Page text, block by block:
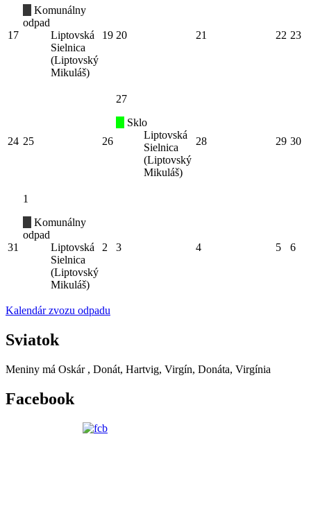
17
Komunálny
odpad
Liptovská
Sielnica
(Liptovský
Mikuláš)
19 20 21 22 23
24 25 26
27
Sklo
Liptovská
Sielnica
(Liptovský
Mikuláš)
28 29 30
31
1
Komunálny
odpad
Liptovská
Sielnica
(Liptovský
Mikuláš)
2 3 4 5 6
Kalendár zvozu odpadu
Sviatok
Meniny má Oskár , Donát, Hartvig, Virgín, Donáta, Virgínia
Facebook